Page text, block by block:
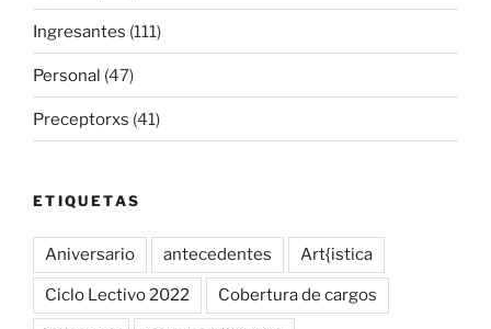
Ingresantes (111)
Personal (47)
Preceptorxs (41)
ETIQUETAS
Aniversario antecedentes Art{istica
Ciclo Lectivo 2022 Cobertura de cargos